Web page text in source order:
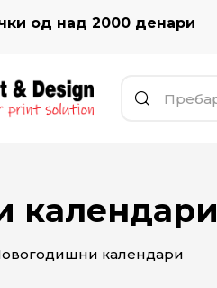
од над 2000 денари
календари
календари